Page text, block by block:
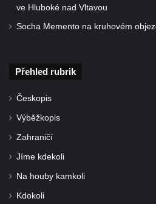
ve Hluboké nad Vltavou
Socha Memento na kruhovém
Přehled rubrik
Českopis
Výběžkopis
Zahraničí
Jíme kdekoli
Na houby kamkoli
Kdokoli